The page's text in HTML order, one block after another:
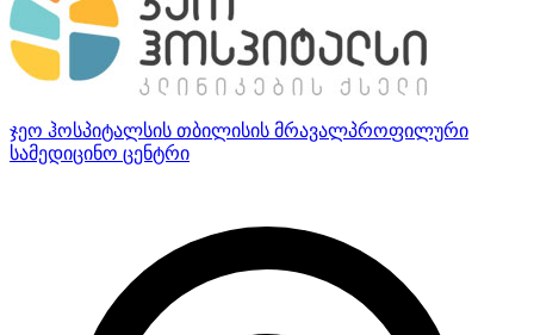
ჯეო ჰოსპიტალსის თბილისის მრავალპროფილური
სამედიცინო ცენტრი